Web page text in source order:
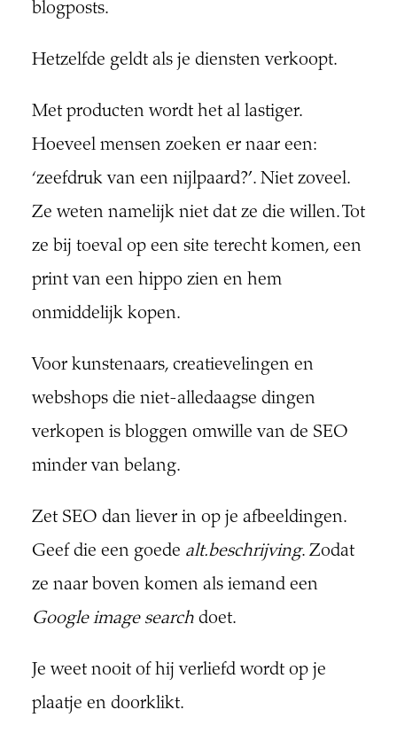
blogposts.
Hetzelfde geldt als je diensten verkoopt.
Met producten wordt het al lastiger.
Hoeveel mensen zoeken er naar een:
‘zeefdruk van een nijlpaard?’. Niet zoveel.
Ze weten namelijk niet dat ze die willen. Tot
ze bij toeval op een site terecht komen, een
print van een hippo zien en hem
onmiddelijk kopen.
Voor kunstenaars, creatievelingen en
webshops die niet-alledaagse dingen
verkopen is bloggen omwille van de SEO
minder van belang.
Zet SEO dan liever in op je afbeeldingen.
Geef die een goede alt.beschrijving. Zodat
ze naar boven komen als iemand een
Google image searchdoet.
Je weet nooit of hij verliefd wordt op je
plaatje en doorklikt.